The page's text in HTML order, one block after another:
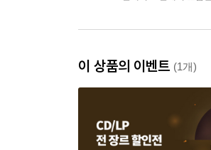
이 상품의 이벤트 (1개)